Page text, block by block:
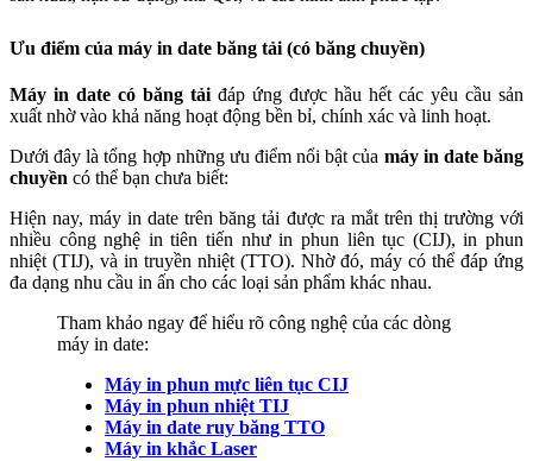
Ưu điểm của máy in date băng tải (có băng chuyền)
Máy in date có băng tảiđáp ứng được hầu hết các yêu cầu sản
xuất nhờ vào khả năng hoạt động bền bỉ, chính xác và linh hoạt.
Dưới đây là tổng hợp những ưu điểm nổi bật của máy in date băng
chuyền có thể bạn chưa biết:
Hiện nay, máy in date trên băng tải được ra mắt trên thị trường với
nhiều công nghệ in tiên tiến như in phun liên tục (CIJ), in phun
nhiệt (TIJ), và in truyền nhiệt (TTO). Nhờ đó, máy có thể đáp ứng
đa dạng nhu cầu in ấn cho các loại sản phẩm khác nhau.
Tham khảo ngay để hiểu rõ công nghệ của các dòng
máy in date:
Máy in phun mực liên tục CIJ
Máy in phun nhiệt TIJ
Máy in date ruy băng TTO
Máy in khắc Laser